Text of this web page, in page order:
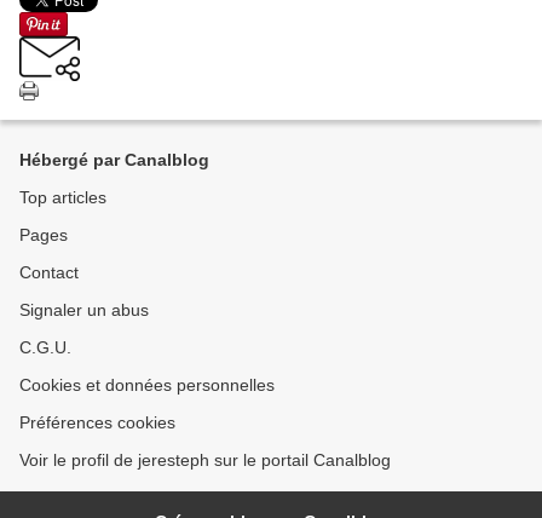
Hébergé par Canalblog
Top articles
Pages
Contact
Signaler un abus
C.G.U.
Cookies et données personnelles
Préférences cookies
Voir le profil de jeresteph sur le portail Canalblog